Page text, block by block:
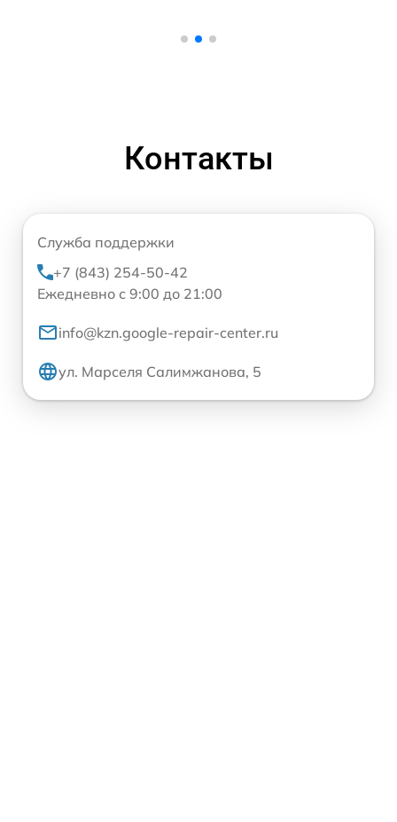
Контакты
Служба поддержки
+7 (843) 254-50-42
Ежедневно с 9:00 до 21:00
info@kzn.google-repair-center.ru
ул. Марселя Салимжанова, 5